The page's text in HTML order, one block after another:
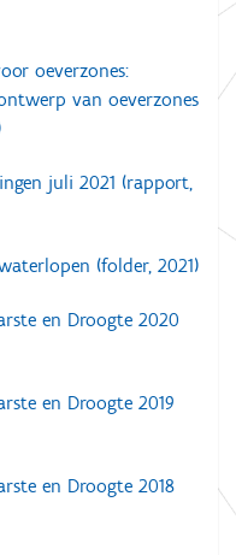
oeverzones:
van oeverzones
juli 2021 (rapport,
(folder, 2021)
en Droogte 2020
en Droogte 2019
en Droogte 2018